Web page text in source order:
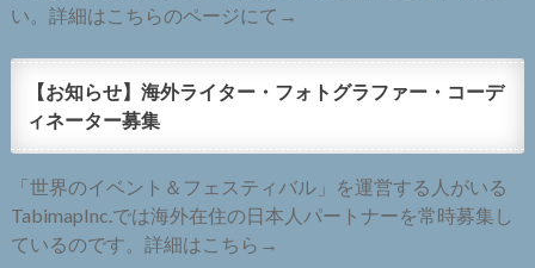
い。詳細はこちらのページにて→
【お知らせ】海外ライター・フォトグラファー・コーデ
ィネーター募集
「世界のイベント＆フェスティバル」を運営する人がいる
TabimapInc.では海外在住の日本人パートナーを常時募集し
ているのです。詳細はこちら→